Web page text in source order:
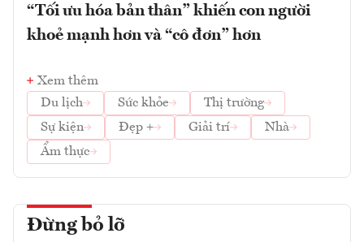
“Tối ưu hóa bản thân” khiến con người
khoẻ mạnh hơn và “cô đơn” hơn
Xem thêm
Du lịch
Sức khỏe
Thị trường
Sự kiện
Đẹp + Giải trí
Nhà
Ẩm thực
Đừng bỏ lỡ